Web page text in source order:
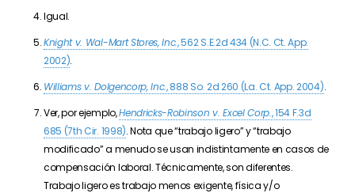
Igual.
Knight v. Wal-Mart Stores, Inc., 562 S.E.2d 434 (N.C. Ct. App.
2002).
Williams v. Dolgencorp, Inc., 888 So. 2d 260 (La. Ct. App. 2004).
Ver, por ejemplo,Hendricks-Robinson v. Excel Corp., 154 F.3d
685 (7th Cir. 1998). Nota que “trabajo ligero” y “trabajo
modificado” a menudo se usan indistintamente en casos de
compensación laboral. Técnicamente, son diferentes.
Trabajo ligero es trabajo menos exigente, física y/o